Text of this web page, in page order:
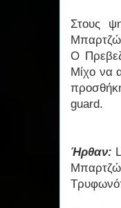
Στους
Ο
Μίχο να
guard.
Ήρθαν: